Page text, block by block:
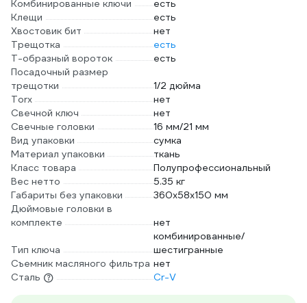
Комбинированные ключи
есть
Клещи
есть
Хвостовик бит
нет
Трещотка
есть
Т-образный вороток
есть
Посадочный размер
трещотки
1/2 дюйма
Torx
нет
Свечной ключ
нет
Свечные головки
16 мм/21 мм
Вид упаковки
сумка
Материал упаковки
ткань
Класс товара
Полупрофессиональный
Вес нетто
5.35 кг
Габариты без упаковки
360х58х150 мм
Дюймовые головки в
комплекте
нет
Тип ключа
комбинированные/
шестигранные
Съемник масляного фильтра нет
Сталь
Cr-V